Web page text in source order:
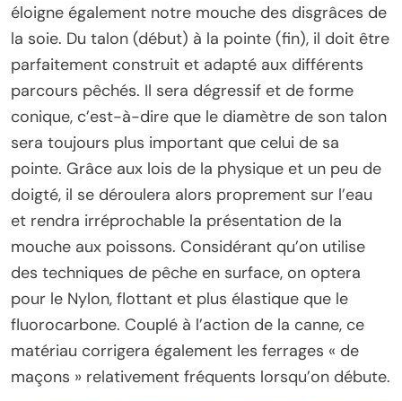
éloigne également notre mouche des disgrâces de
la soie. Du talon (début) à la pointe (fin), il doit être
parfaitement construit et adapté aux différents
parcours pêchés. Il sera dégressif et de forme
conique, c’est-à-dire que le diamètre de son talon
sera toujours plus important que celui de sa
pointe. Grâce aux lois de la physique et un peu de
doigté, il se déroulera alors proprement sur l’eau
et rendra irréprochable la présentation de la
mouche aux poissons. Considérant qu’on utilise
des techniques de pêche en surface, on optera
pour le Nylon, flottant et plus élastique que le
fluorocarbone. Couplé à l’action de la canne, ce
matériau corrigera également les ferrages « de
maçons » relativement fréquents lorsqu’on débute.